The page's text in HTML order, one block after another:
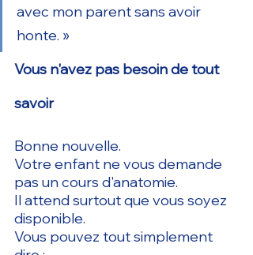
avec mon parent sans avoir
honte. »
Vous n'avez pas besoin de tout
savoir
Bonne nouvelle.
Votre enfant ne vous demande
pas un cours d'anatomie.
Il attend surtout que vous soyez
disponible.
Vous pouvez tout simplement